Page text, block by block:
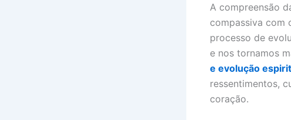
A compreensão
compassiva com
processo de
e nos tornamos
e evolução
ressentimentos,
coração.